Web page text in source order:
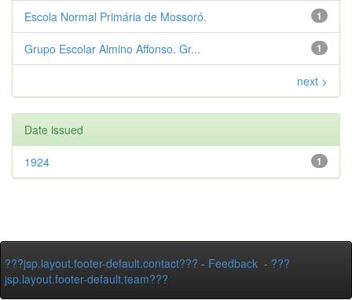
1
Escola Normal Primária de Mossoró.
1
Grupo Escolar Almino Affonso. Gr...
next >
Date issued
1
1924
???jsp.layout.footer-default.contact??? - Feedback - ???
jsp.layout.footer-default.team???